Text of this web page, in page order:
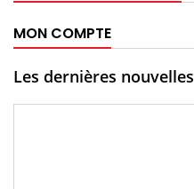
MON COMPTE
Les dernières nouvelles